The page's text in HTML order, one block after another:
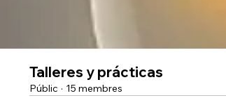
Talleres y prácticas
Públic · 15 membres